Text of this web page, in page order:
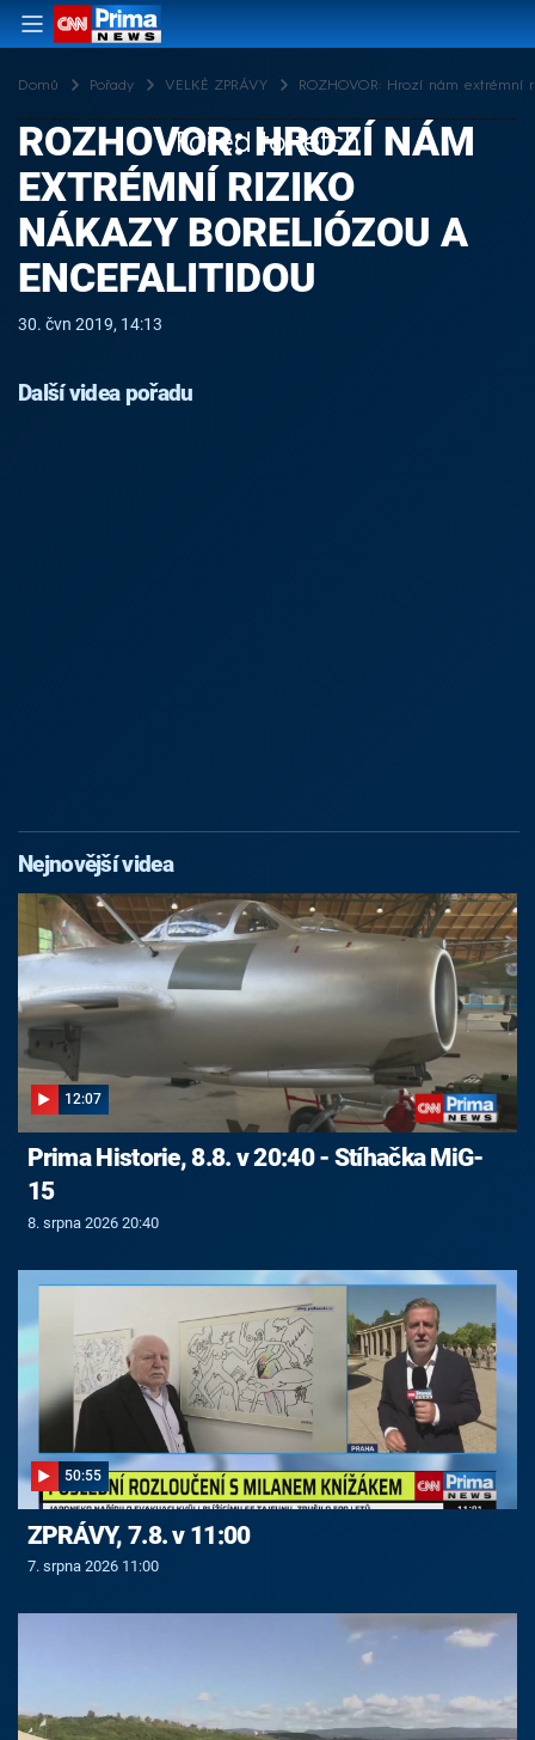
Domů Pořady VELKÉ ZPRÁVY ROZHOVOR: Hrozí nám
Failed to fetch
ROZHOVOR: HROZÍ NÁM
EXTRÉMNÍ RIZIKO
NÁKAZY BORELIÓZOU A
ENCEFALITIDOU
30. čvn 2019, 14:13
Další videa pořadu
Nejnovější videa
12:07
Prima Historie, 8.8. v 20:40 - Stíhačka MiG-
15
8. srpna 2026 20:40
50:55
ZPRÁVY, 7.8. v 11:00
7. srpna 2026 11:00